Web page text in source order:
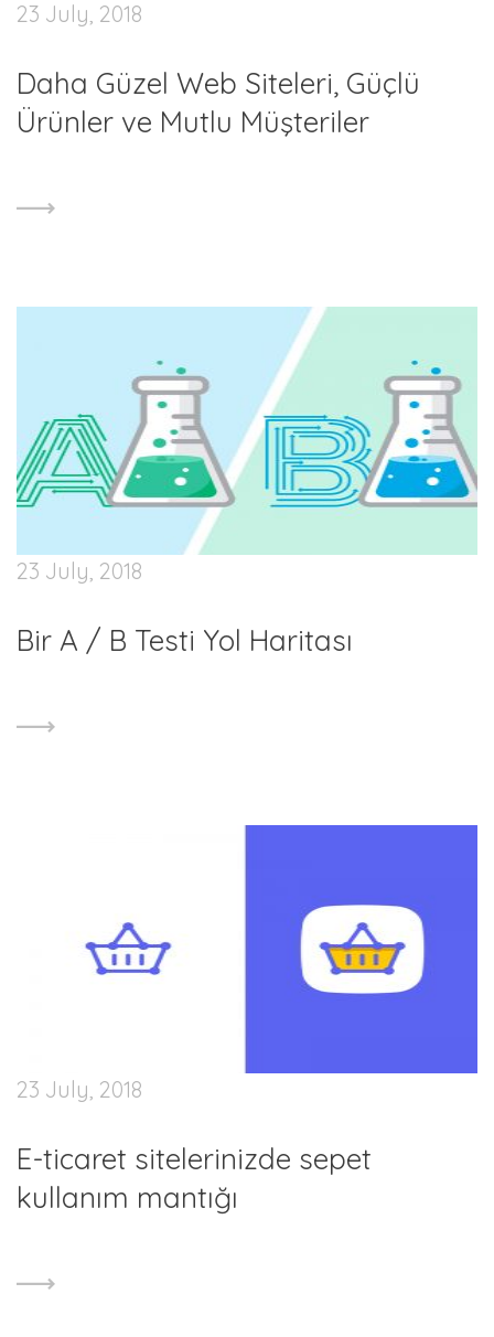
23 July, 2018
Daha Güzel Web Siteleri, Güçlü
Ürünler ve Mutlu Müşteriler
23 July, 2018
Bir A / B Testi Yol Haritası
23 July, 2018
E-ticaret sitelerinizde sepet
kullanım mantığı